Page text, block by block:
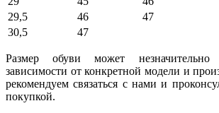
29,5
46
47
30,5
47
Размер обуви может незначительно
зависимости от конкретной модели и
рекомендуем связаться с нами и
покупкой.